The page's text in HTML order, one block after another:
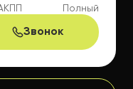
Полный
Звонок